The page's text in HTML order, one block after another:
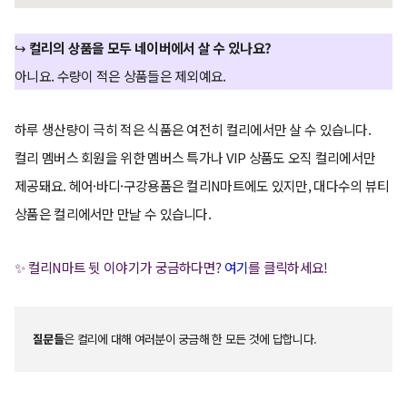
↪ 컬리의 상품을 모두 네이버에서 살 수 있나요?
아니요. 수량이 적은 상품들은 제외예요.
하루 생산량이 극히 적은 식품은 여전히 컬리에서만 살 수 있습니다.
컬리 멤버스 회원을 위한 멤버스 특가나 VIP 상품도 오직 컬리에서만
제공돼요. 헤어·바디·구강용품은 컬리N마트에도 있지만, 대다수의 뷰티
상품은 컬리에서만 만날 수 있습니다.
✨ 컬리N마트 뒷 이야기가 궁금하다면?여기를 클릭하세요!
질문들은 컬리에 대해 여러분이 궁금해 한 모든 것에 답합니다.